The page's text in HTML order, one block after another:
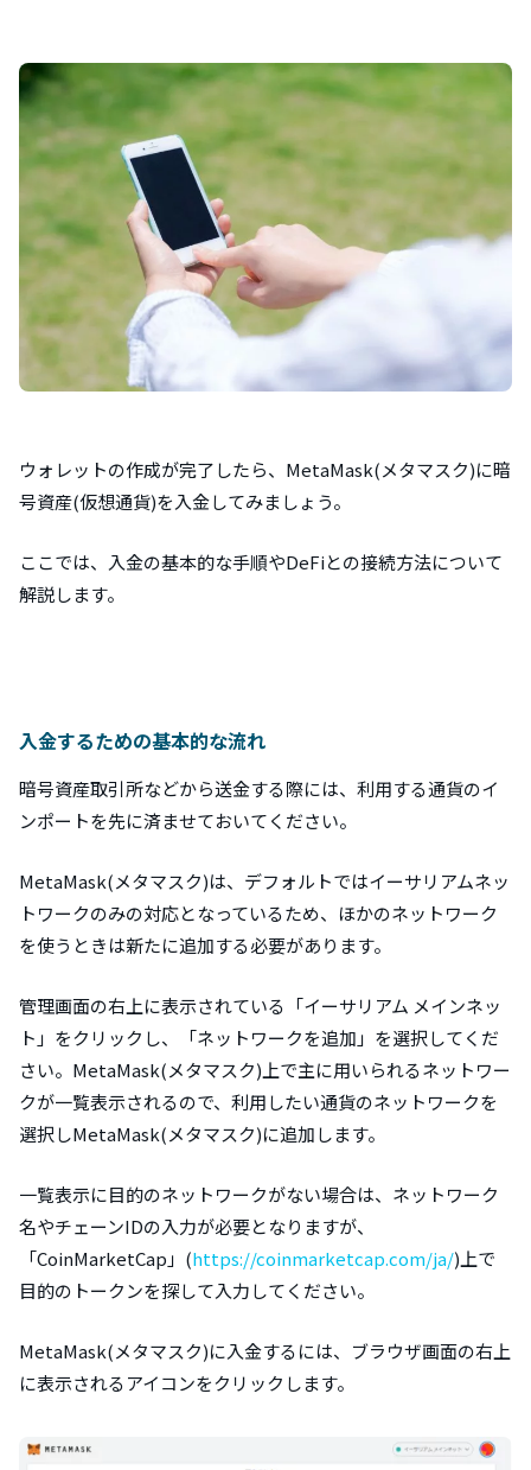
ウォレットの作成が完了したら、MetaMask(メタマスク)に暗
号資産(仮想通貨)を入金してみましょう。
ここでは、入金の基本的な手順やDeFiとの接続方法について
解説します。
入金するための基本的な流れ
暗号資産取引所などから送金する際には、利用する通貨のイ
ンポートを先に済ませておいてください。
MetaMask(メタマスク)は、デフォルトではイーサリアムネッ
トワークのみの対応となっているため、ほかのネットワーク
を使うときは新たに追加する必要があります。
管理画面の右上に表示されている「イーサリアム メインネッ
ト」をクリックし、「ネットワークを追加」を選択してくだ
さい。MetaMask(メタマスク)上で主に用いられるネットワー
クが一覧表示されるので、利用したい通貨のネットワークを
選択しMetaMask(メタマスク)に追加します。
一覧表示に目的のネットワークがない場合は、ネットワーク
名やチェーンIDの入力が必要となりますが、
「CoinMarketCap」(https://coinmarketcap.com/ja/)上で
目的のトークンを探して入力してください。
MetaMask(メタマスク)に入金するには、ブラウザ画面の右上
に表示されるアイコンをクリックします。